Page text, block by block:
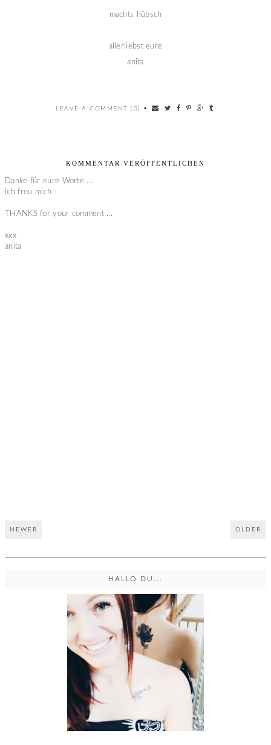
machts hübsch
allerliebst eure
anita
LEAVE A COMMENT (0) •
KOMMENTAR VERÖFFENTLICHEN
Danke für eure Worte ...
ich freu mich
THANKS for your comment ...
xxx
anita
NEWER OLDER
HALLO DU...